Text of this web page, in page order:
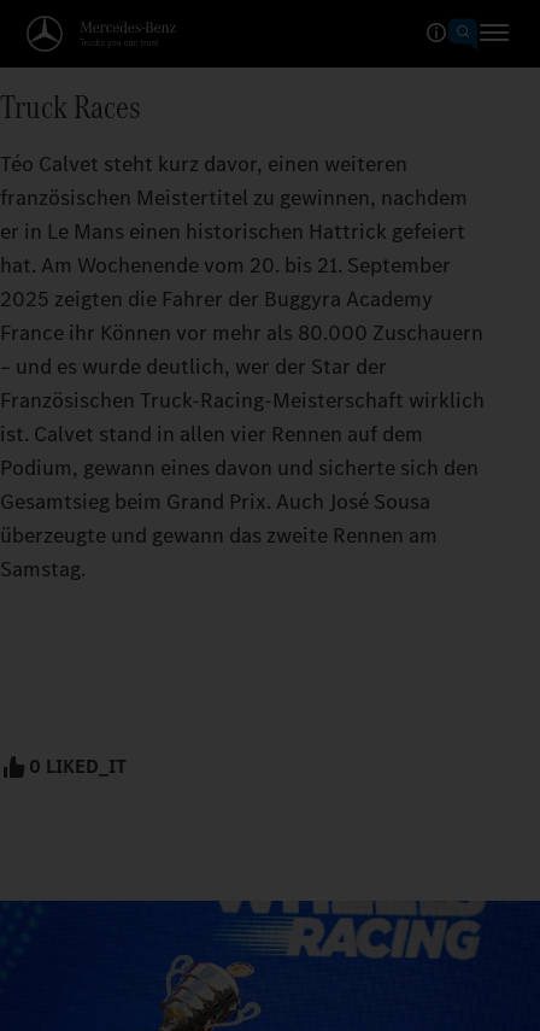
Truck Races
Téo Calvet steht kurz davor, einen weiteren
französischen Meistertitel zu gewinnen, nachdem
er in Le Mans einen historischen Hattrick gefeiert
hat. Am Wochenende vom 20. bis 21. September
2025 zeigten die Fahrer der Buggyra Academy
France ihr Können vor mehr als 80.000 Zuschauern
– und es wurde deutlich, wer der Star der
Französischen Truck-Racing-Meisterschaft wirklich
ist. Calvet stand in allen vier Rennen auf dem
Podium, gewann eines davon und sicherte sich den
Gesamtsieg beim Grand Prix. Auch José Sousa
überzeugte und gewann das zweite Rennen am
Samstag.
0 LIKED_IT